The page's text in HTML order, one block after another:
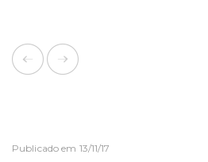
Publicado em 13/11/17